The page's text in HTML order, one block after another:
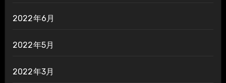
2022年6月
2022年5月
2022年3月